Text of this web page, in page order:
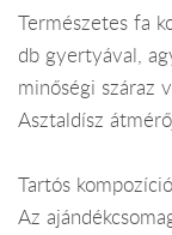
Természetes fa
db gyertyával,
minőségi száraz
Asztaldísz
Tartós
Az